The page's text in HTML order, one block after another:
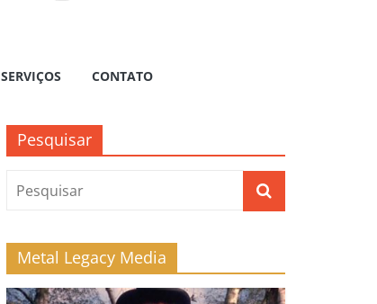
SERVIÇOS CONTATO
Pesquisar
Metal Legacy Media